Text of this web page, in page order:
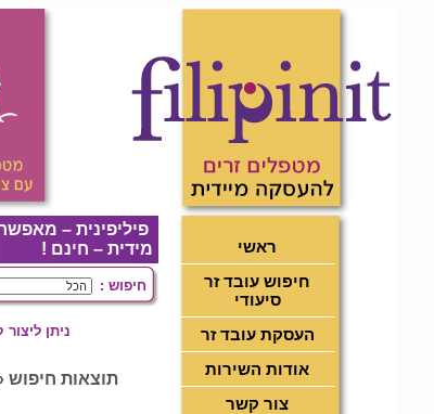
ראשי
חיפוש עובד זר
סיעודי
העסקת עובד זר
אודות השירות
צור קשר
פיליפינית –
מידית – חינם !
חיפוש :
ניתן
תוצאות חיפוש « 11 - 20 » מתוך